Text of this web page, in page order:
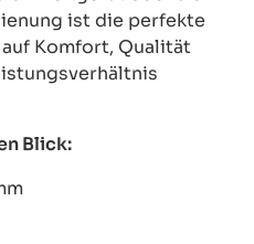
ist die perfekte
Komfort, Qualität
Blick: